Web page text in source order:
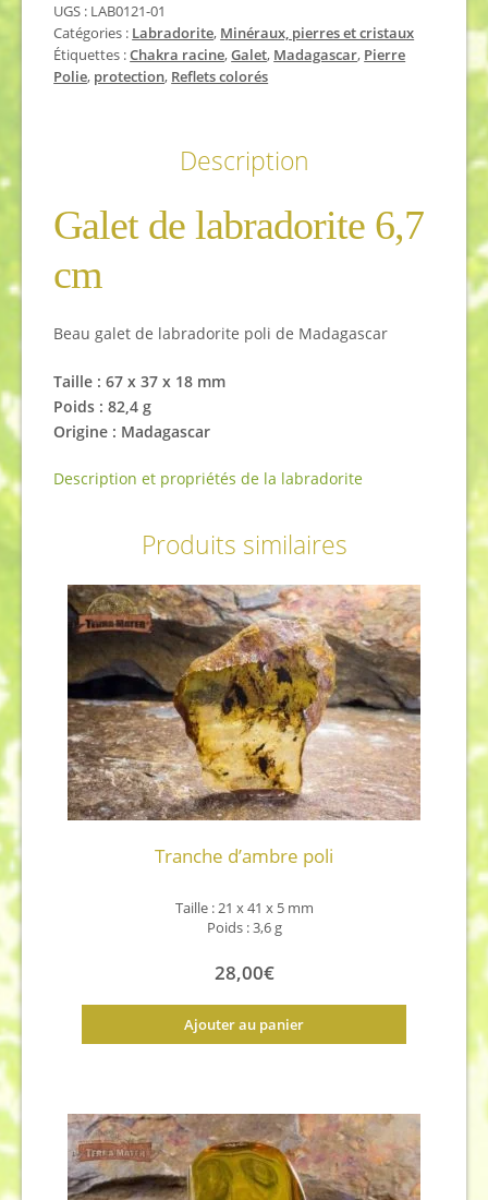
labradorite
6,7
cm
UGS : LAB0121-01
Catégories : Labradorite, Minéraux, pierres et cristaux
Étiquettes :Chakra racine,Galet, Madagascar, Pierre
Polie, protection, Reflets colorés
Description
Galet de labradorite 6,7
cm
Beau galet de labradorite poli de Madagascar
Taille :67 x 37 x 18 mm
Poids : 82,4 g
Origine : Madagascar
Description et propriétés de la labradorite
Produits similaires
Tranche d’ambre poli
Taille : 21 x 41 x 5 mm
Poids : 3,6 g
28,00€
Ajouter au panier